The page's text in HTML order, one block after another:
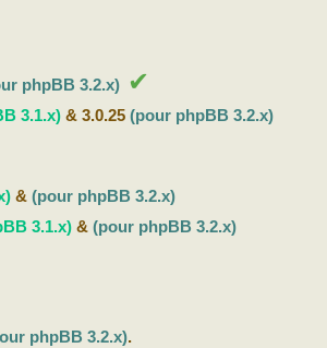
phpBB 3.2.x) ✔
3.1.x) & 3.0.25 (pour phpBB 3.2.x)
& (pour phpBB 3.2.x)
3.1.x) & (pour phpBB 3.2.x)
phpBB 3.2.x).